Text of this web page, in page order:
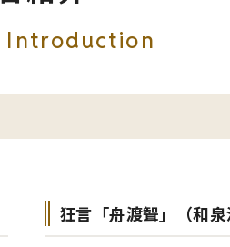
Introduction
狂言「舟渡聟」（和